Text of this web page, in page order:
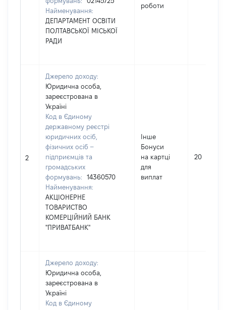
Найменування:
ДЕПАРТАМЕНТ ОСВІТИ
ПОЛТАВСЬКОЇ МІСЬКОЇ
РАДИ
роботи
2
Джерело доходу:
Юридична особа,
зареєстрована в
Україні
Код в Єдиному
державному реєстрі
юридичних осіб,
фізичних осіб –
підприємців та
громадських
формувань:
14360570
Найменування:
АКЦІОНЕРНЕ
ТОВАРИСТВО
КОМЕРЦІЙНИЙ БАНК
"ПРИВАТБАНК"
Інше
Бонуси
на картці
для
виплат
20
Джерело доходу:
Юридична особа,
зареєстрована в
Україні
Код в Єдиному